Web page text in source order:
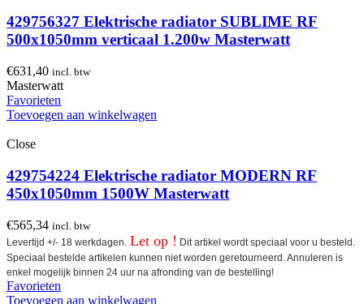
429756327 Elektrische radiator SUBLIME RF
500x1050mm verticaal 1.200w Masterwatt
€631,40 incl. btw
Masterwatt
Favorieten
Toevoegen aan winkelwagen
Close
429754224 Elektrische radiator MODERN RF
450x1050mm 1500W Masterwatt
€565,34 incl. btw
Levertijd +/- 18 werkdagen. Let op ! Dit artikel wordt speciaal voor u besteld.
Speciaal bestelde artikelen kunnen niet worden geretourneerd. Annuleren is
enkel mogelijk binnen 24 uur na afronding van de bestelling!
Favorieten
Toevoegen aan winkelwagen